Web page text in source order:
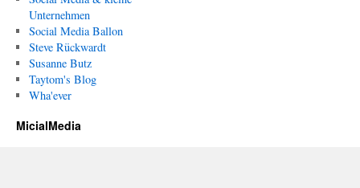
Unternehmen
Social Media Ballon
Steve Rückwardt
Susanne Butz
Taytom's Blog
Wha'ever
MicialMedia